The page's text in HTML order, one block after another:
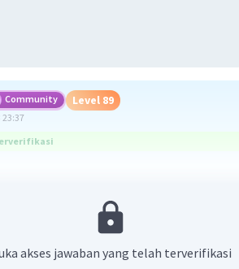
Community Level 89
23:37
akses jawaban yang telah terverifikasi